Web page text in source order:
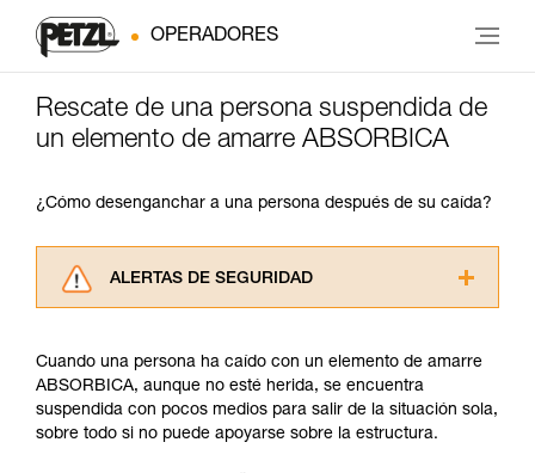
OPERADORES
Rescate de una persona suspendida de
un elemento de amarre ABSORBICA
¿Cómo desenganchar a una persona después de su caída?
ALERTAS DE SEGURIDAD
consultarlo. Usted debe comprender la
información de la ficha técnica para poder
comprender este complemento informativo.
Dominar estas técnicas requiere una formación
Cuando una persona ha caído con un elemento de amarre
ABSORBICA, aunque no esté herida, se encuentra
suspendida con pocos medios para salir de la situación sola,
sobre todo si no puede apoyarse sobre la estructura.